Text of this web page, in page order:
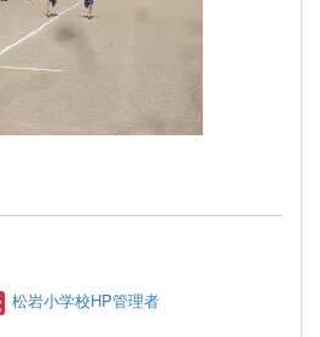
松岩小学校HP管理者